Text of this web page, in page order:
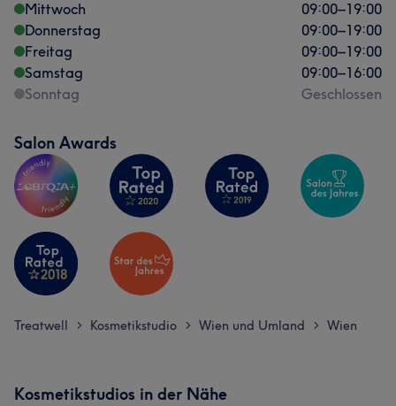
Mittwoch
09:00–19:00
Donnerstag
09:00–19:00
Freitag
09:00–19:00
Samstag
09:00–16:00
Sonntag
Geschlossen
Salon Awards
Treatwell > Kosmetikstudio > Wien und Umland > Wien
Kosmetikstudios in der Nähe